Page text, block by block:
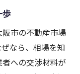
メリット
却戦略
取業者活用術
て高値売却へ
歩
市の不動産市場
なら、相場を知
への交渉材料が